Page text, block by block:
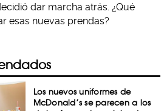
dar marcha atrás. ¿Qué
esas nuevas prendas?
Los nuevos uniformes de
McDonald’s se parecen a los